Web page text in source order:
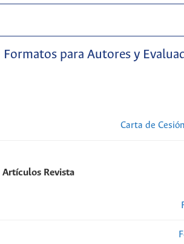
Formatos para Autores y
Carta de
Revista